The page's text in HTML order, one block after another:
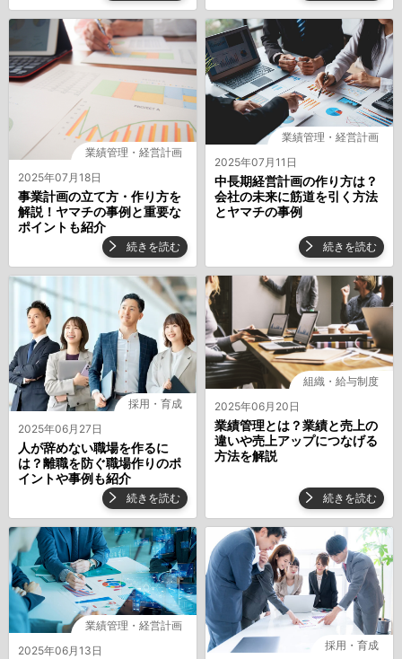
2025年07月18日
業績管理・経営計画
事業計画の立て方・作り方を
解説！ヤマチの事例と重要な
ポイントも紹介
続きを読む
2025年07月11日
業績管理・経営計画
中長期経営計画の作り方は？
会社の未来に筋道を引く方法
とヤマチの事例
続きを読む
2025年06月27日
採用・育成
⼈が辞めない職場を作るに
は？離職を防ぐ職場作りのポ
イントや事例も紹介
続きを読む
2025年06月20日
組織・給与制度
業績管理とは？業績と売上の
違いや売上アップにつなげる
方法を解説
続きを読む
2025年06月13日
業績管理・経営計画
採用・育成